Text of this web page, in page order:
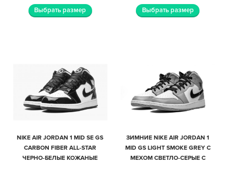
Выбрать размер Выбрать размер
NIKE AIR JORDAN 1 MID SE GS
CARBON FIBER ALL-STAR
ЧЕРНО-БЕЛЫЕ КОЖАНЫЕ
ЗИМНИЕ NIKE AIR JORDAN 1
MID GS LIGHT SMOKE GREY С
МЕХОМ СВЕТЛО-СЕРЫЕ С